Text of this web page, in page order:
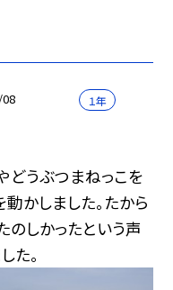
１年
どうぶつまねっこを
かしました。たから
のしかったという声
た。